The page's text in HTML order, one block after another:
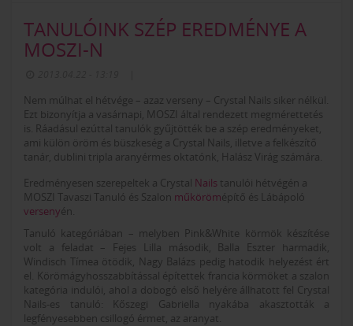
TANULÓINK SZÉP EREDMÉNYE A
MOSZI-N
Nem múlhat el hétvége – azaz verseny – Crystal Nails siker nélkül.
Ezt bizonyítja a vasárnapi, MOSZI által rendezett megmérettetés
is. Ráadásul ezúttal tanulók gyűjtötték be a szép eredményeket,
ami külön öröm és büszkeség a Crystal Nails, illetve a felkészítő
tanár, dublini tripla aranyérmes oktatónk, Halász Virág számára.
Eredményesen szerepeltek a Crystal Nails tanulói hétvégén a
MOSZI Tavaszi Tanuló és Szalon műkörömépítő és Lábápoló
versenyén.
Tanuló kategóriában – melyben Pink&White körmök készítése
volt a feladat – Fejes Lilla második, Balla Eszter harmadik,
Windisch Tímea ötödik, Nagy Balázs pedig hatodik helyezést ért
el. Körömágyhosszabbítással építettek francia körmöket a szalon
kategória indulói, ahol a dobogó első helyére állhatott fel Crystal
Nails-es tanuló: Kőszegi Gabriella nyakába akasztották a
legfényesebben csillogó érmet, az aranyat.